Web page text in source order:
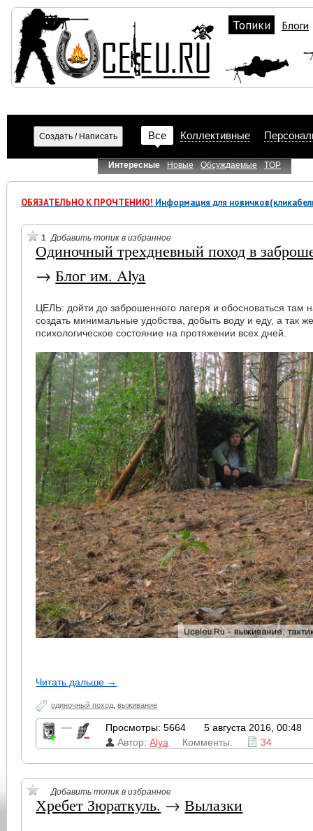
Топики Блоги
Все Коллективные
Интересные Новые Обсуждаемые TOP
ОБЯЗАТЕЛЬНО К ПРОЧТЕНИЮ! Информация для
1 Добавить топик в избранное
Одиночный трехдневный поход в
→Блог им. Alya
ЦЕЛЬ: дойти до заброшенного лагеря и обосноваться там
создать минимальные удобства, добыть воду и еду, а так
психологическое состояние на протяжении всех дней.
Читать дальше →
одиночный поход ,выживание
— Просмотры: 5664
5 августа 2016, 00:48
Автор:Alya Комменты: 34
Добавить топик в избранное
Хребет Зюраткуль. →Вылазки